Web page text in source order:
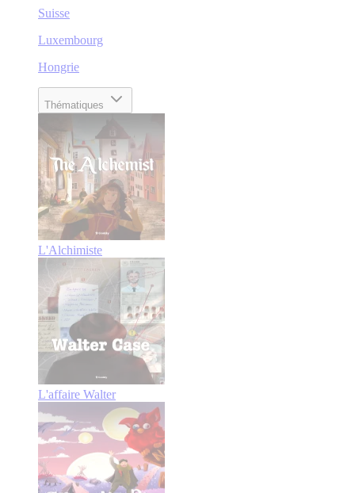
Suisse
Luxembourg
Hongrie
Thématiques
L'Alchimiste
L'affaire Walter